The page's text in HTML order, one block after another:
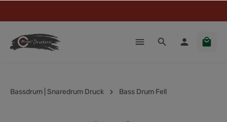
Bassdrum | Snaredrum Druck Bass Drum Fell